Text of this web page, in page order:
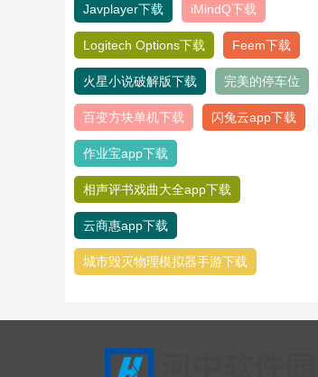
Javplayer下载 iMindQ下载
Logitech Options下载 Feem下载
火星小说破解版下载 完美的停车位
百变方块单机下载 闪兔云app下载
作业宝app下载
相声评书戏曲大全app下载
云商惠app下载
城市毁灭物理模拟器手游下载